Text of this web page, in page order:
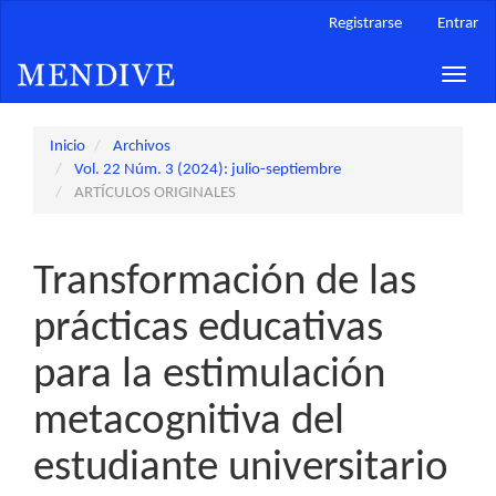
principal
Barra
Registrarse Entrar
Toggle
Inicio
Archivos
Vol. 22 Núm. 3 (2024): julio-septiembre
ARTÍCULOS ORIGINALES
Transformación de las
prácticas educativas
para la estimulación
metacognitiva del
estudiante universitario